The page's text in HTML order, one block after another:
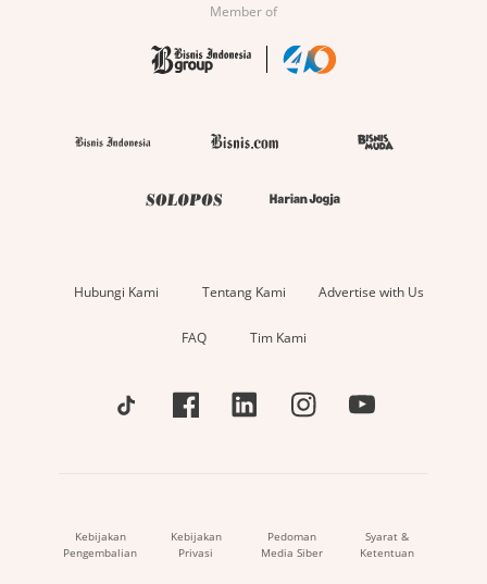
Member of
Hubungi Kami Tentang Kami Advertise with Us
FAQ Tim Kami
Kebijakan
Pengembalian
Kebijakan
Privasi
Pedoman
Media Siber
Syarat &
Ketentuan